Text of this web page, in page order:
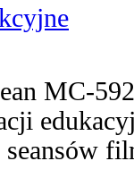
MC-